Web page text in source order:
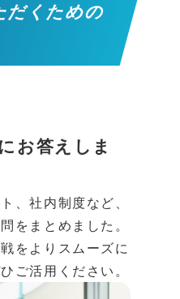
だくための
お答えしま
、社内制度など、
をまとめました。
をよりスムーズに
ご活用ください。